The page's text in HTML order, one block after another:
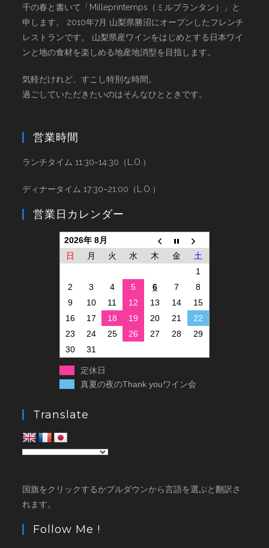
千の春と書いて「Milleprintemps（ミルプランタン）」と
申します。 2010年7月 山梨県勝沼にオープンしたフレンチ
レストランです。 山梨県産ワインをはじめとする日本ワイ
ンと地の食材を楽しめる地産地消型を目指します。
気軽だけれど、すこし特別な時間。
過ごしていただきたいのはそんなひとときです。
営業時間
ランチタイム 11:30~14:30（L.O.）
ディナータイム 17:30~21:00（L.O.）
営業日カレンダー
2026年 8月
日
月 火 水 木 金
土
1
2
3 4 5 6 7
8
9
10 11 12 13 14
15
16
17 18 19 20 21
22
23
24 25 26 27 28
29
30
31
定休日
真夏の夜のThank youワイン会
Translate
国旗をクリックするかプルダウンから言語を選ぶと翻訳さ
れます。
Follow Me !